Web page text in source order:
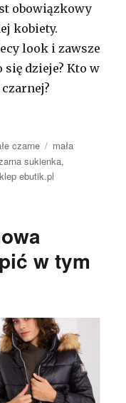
obowiązkowy
kobiety.
look i zawsze
się dzieje? Kto w
czarne Tagi
mała
sukienka,
ebutik.pl
w tym